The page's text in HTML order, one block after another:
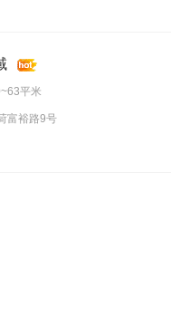
平米
富裕路9号